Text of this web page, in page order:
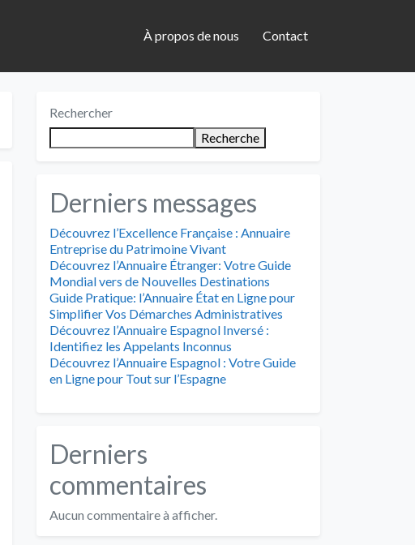
À propos de nous Contact
Rechercher
Recherche
Derniers messages
Découvrez l’Excellence Française : Annuaire
Entreprise du Patrimoine Vivant
Découvrez l’Annuaire Étranger: Votre Guide
Mondial vers de Nouvelles Destinations
Guide Pratique: l’Annuaire État en Ligne pour
Simplifier Vos Démarches Administratives
Découvrez l’Annuaire Espagnol Inversé :
Identifiez les Appelants Inconnus
Découvrez l’Annuaire Espagnol : Votre Guide
en Ligne pour Tout sur l’Espagne
Derniers
commentaires
Aucun commentaire à afficher.